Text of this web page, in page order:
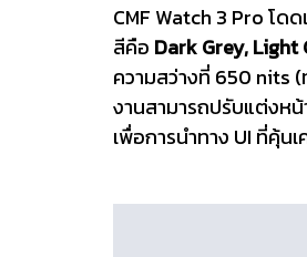
CMF Watch 3 Pro โ
สีคือ Dark Grey, Light
ความสว่างที่ 650 nits
งานสามารถปรับแต่งห
เพื่อการนำทาง UI ที่คุ้นเ